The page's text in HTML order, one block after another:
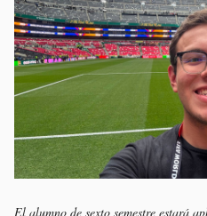
El alumno de sexto semestre estará